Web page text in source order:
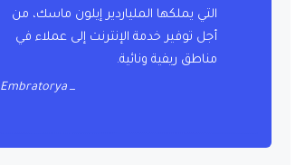
التي يملكها الملياردير إيلون ماسك، من
أجل توفير خدمة الإنترنت إلى عملاء في
مناطق ريفية ونائية.
Embratorya